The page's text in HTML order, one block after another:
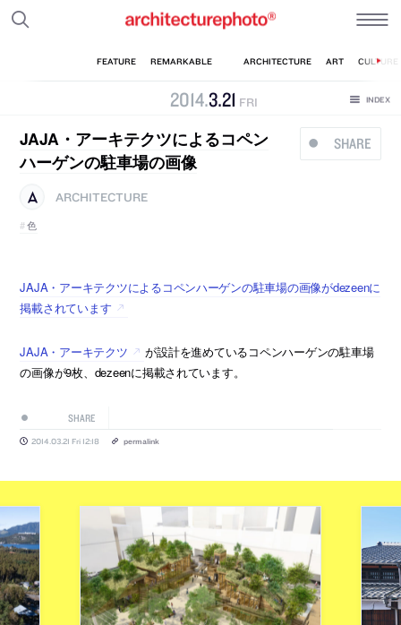
2014.3.21 FRI
SHARE
JAJA・アーキテクツによるコペン
ハーゲンの駐車場の画像
ARCHITECTURE
色
JAJA・アーキテクツによるコペンハーゲンの駐車場の画像がdezeenに
掲載されています
JAJA・アーキテクツ
が設計を進めているコペンハーゲンの駐車場
の画像が9枚、dezeenに掲載されています。
SHARE
2014.03.21 Fri 12:18 permalink